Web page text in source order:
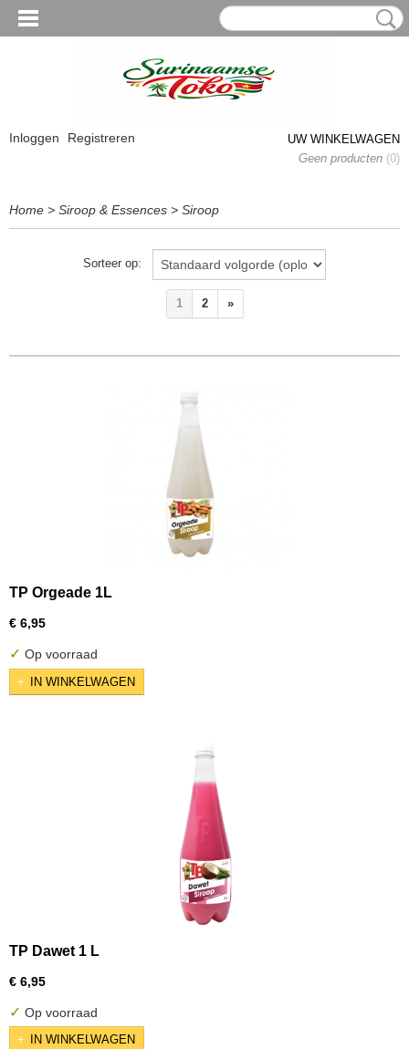
Inloggen Registreren
UW WINKELWAGEN
Geen producten (0)
Home > Siroop & Essences > Siroop
Sorteer op:
1 2 »
TP Orgeade 1L
€ 6,95
✓ Op voorraad
IN WINKELWAGEN
TP Dawet 1 L
€ 6,95
✓ Op voorraad
IN WINKELWAGEN